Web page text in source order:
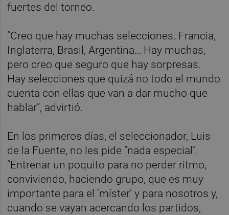
fuertes del torneo.
“Creo que hay muchas selecciones. Francia,
Inglaterra, Brasil, Argentina… Hay muchas,
pero creo que seguro que hay sorpresas.
Hay selecciones que quizá no todo el mundo
cuenta con ellas que van a dar mucho que
hablar”, advirtió.
En los primeros días, el seleccionador, Luis
de la Fuente, no les pide “nada especial”.
“Entrenar un poquito para no perder ritmo,
conviviendo, haciendo grupo, que es muy
importante para el ‘míster’ y para nosotros y,
cuando se vayan acercando los partidos,